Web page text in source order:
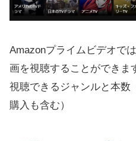
Amazonプライムビデオで
画を視聴することができま
視聴できるジャンルと本
購入も含む）